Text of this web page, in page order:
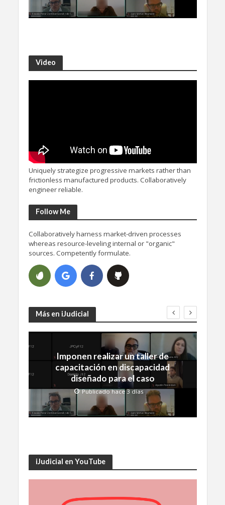
Video
Uniquely strategize progressive markets rather than
frictionless manufactured products. Collaboratively
engineer reliable.
Follow Me
Collaboratively harness market-driven processes
whereas resource-leveling internal or "organic"
sources. Competently formulate.
Más en iJudicial
Imponen realizar un taller de
capacitación en discapacidad
diseñado para el caso
Publicado hace 3 días
iJudicial en YouTube